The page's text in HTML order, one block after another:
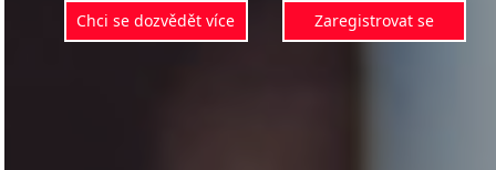
Chci se dozvědět více Zaregistrovat se